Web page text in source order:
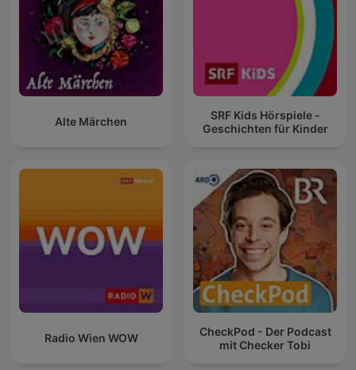
Alte Märchen
SRF Kids Hörspiele -
Geschichten für Kinder
Radio Wien WOW
CheckPod - Der Podcast
mit Checker Tobi